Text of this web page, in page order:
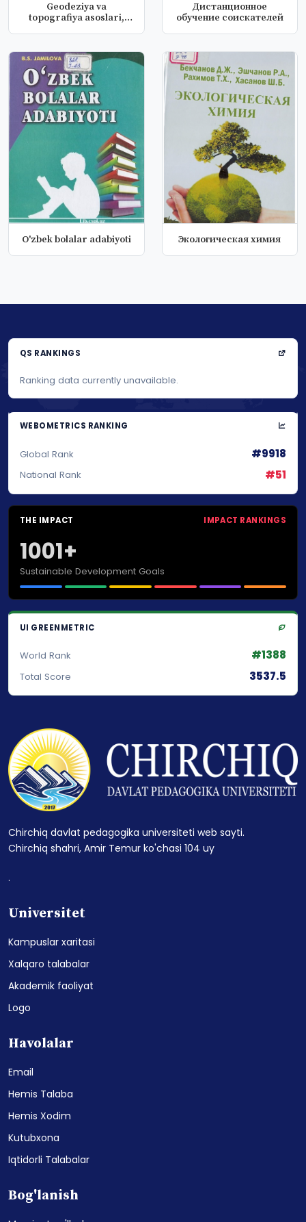
Geodeziya va
topografiya asoslari,
Дистанционное
обучение соискателей
O'zbek bolalar adabiyoti Экологическая химия
QS RANKINGS
Ranking data currently unavailable.
WEBOMETRICS RANKING
Global Rank #9918
National Rank #51
THE IMPACT IMPACT RANKINGS
1001+
Sustainable Development Goals
UI GREENMETRIC
World Rank #1388
Total Score 3537.5
Chirchiq davlat pedagogika universiteti web sayti.
Chirchiq shahri, Amir Temur ko'chasi 104 uy
.
Universitet
Kampuslar xaritasi
Xalqaro talabalar
Akademik faoliyat
Logo
Havolalar
Email
Hemis Talaba
Hemis Xodim
Kutubxona
Iqtidorli Talabalar
Bog'lanish